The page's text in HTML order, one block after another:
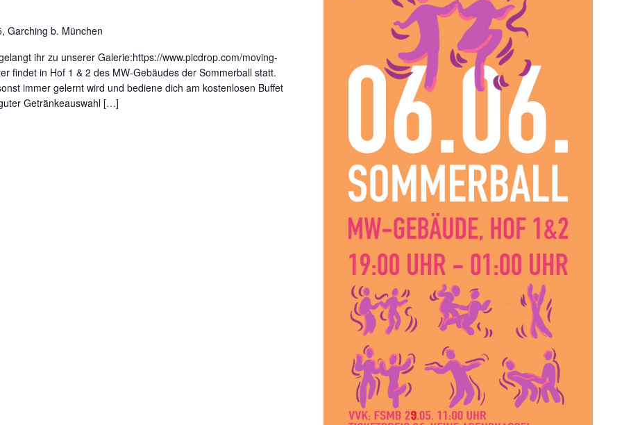
Garching b. München
ihr zu unserer Galerie:https://www.picdrop.com/moving-
findet in Hof 1 & 2 des MW-Gebäudes der Sommerball statt.
immer gelernt wird und bediene dich am kostenlosen Buffet
Getränkeauswahl […]